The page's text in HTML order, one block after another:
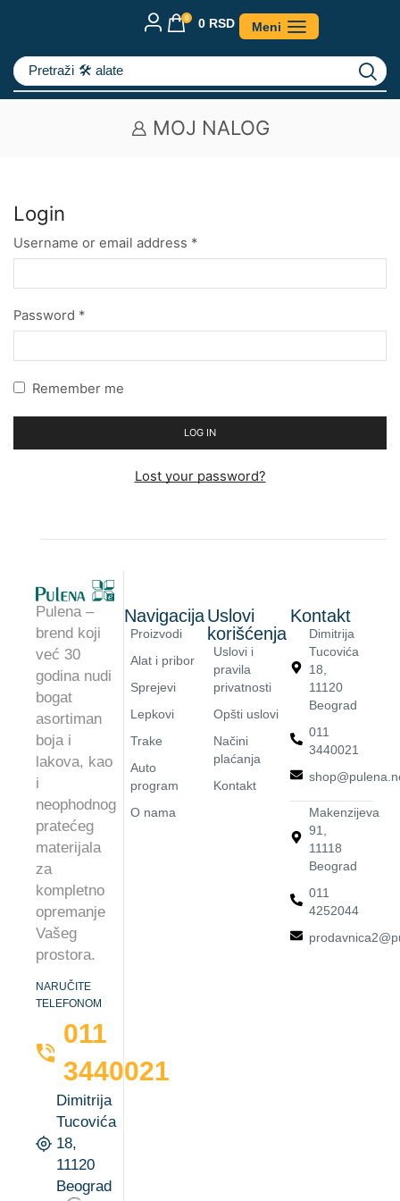
0 0 RSD Meni
Pretraži 🛠️ alate
MOJ NALOG
Login
Username or email address *
Password *
Remember me
LOG IN
Lost your password?
Pulena –
brend koji
već 30
godina nudi
bogat
asortiman
boja i
lakova, kao
i
neophodnog
pratećeg
materijala
za
kompletno
opremanje
Vašeg
prostora.
NARUČITE
TELEFONOM
011
3440021
Dimitrija
Tucovića
18,
11120
Beograd
Navigacija
Proizvodi
Alat i pribor
Sprejevi
Lepkovi
Trake
Auto
program
O nama
Uslovi
korišćenja
Uslovi i
pravila
privatnosti
Opšti uslovi
Načini
plaćanja
Kontakt
Kontakt
Dimitrija
Tucovića
18,
11120
Beograd
011
3440021
Makenzijeva
91,
11118
Beograd
011
4252044